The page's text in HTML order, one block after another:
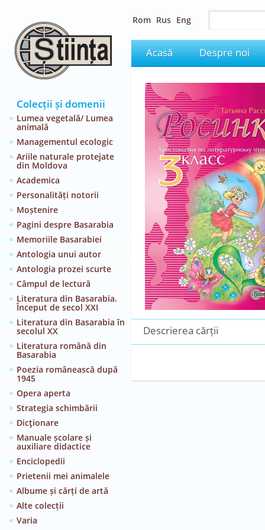
Colecții și domenii
Lumea vegetală/ Lumea
animală
Managementul ecologic
Ariile naturale protejate
din Moldova
Academica
Personalități notorii
Moștenire
Pagini despre Basarabia
Memoriile Basarabiei
Antologia unui autor
Antologia prozei scurte
Câmpul de lectură
Literatura din Basarabia.
Început de secol XXI
Literatura din Basarabia în
secolul XX
Literatura română din
Basarabia
Poezia românească după
1945
Opera aperta
Strategia schimbării
Dicţionare
Manuale școlare și
auxiliare didactice
Enciclopedii
Prietenii mei animalele
Albume și cărți de artă
Alte colecții
Varia
Rom Rus Eng
Acasă Despre noi
Descrierea cărții